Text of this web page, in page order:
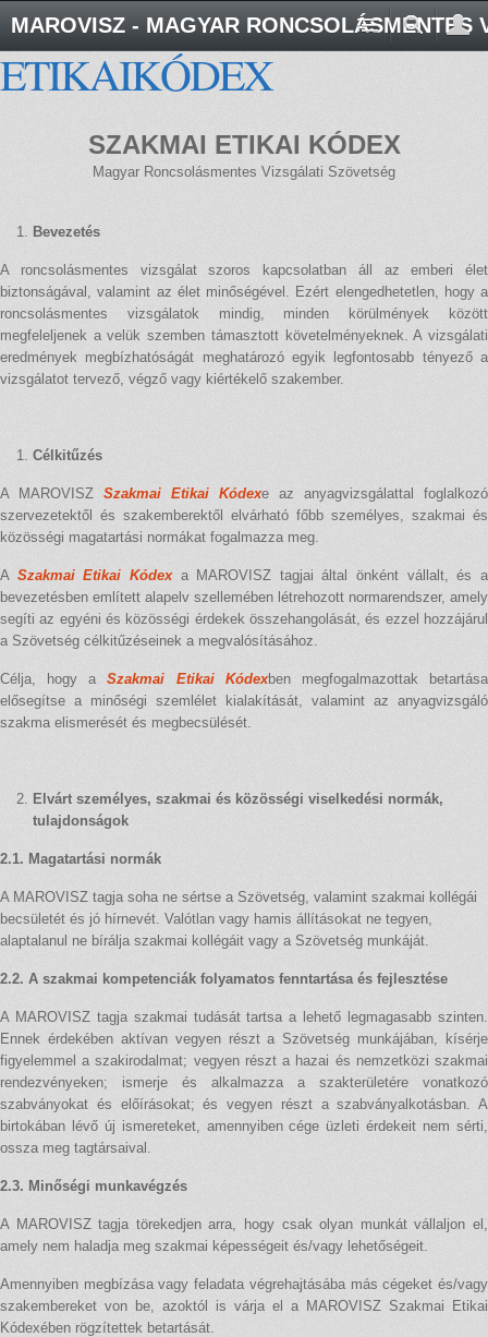
MAROVISZ - MAGYAR RONCSOLÁSMENTES
ETIKAIKÓDEX
SZAKMAI ETIKAI KÓDEX
Magyar Roncsolásmentes Vizsgálati Szövetség
Bevezetés
A roncsolásmentes vizsgálat szoros kapcsolatban áll az emberi élet
biztonságával, valamint az élet minőségével. Ezért elengedhetetlen, hogy a
roncsolásmentes vizsgálatok mindig, minden körülmények között
megfeleljenek a velük szemben támasztott követelményeknek. A vizsgálati
eredmények megbízhatóságát meghatározó egyik legfontosabb tényező a
vizsgálatot tervező, végző vagy kiértékelő szakember.
Célkitűzés
A MAROVISZ Szakmai Etikai Kódexe az anyagvizsgálattal foglalkozó
szervezetektől és szakemberektől elvárható főbb személyes, szakmai és
közösségi magatartási normákat fogalmazza meg.
A Szakmai Etikai Kódexa MAROVISZ tagjai által önként vállalt, és a
bevezetésben említett alapelv szellemében létrehozott normarendszer, amely
segíti az egyéni és közösségi érdekek összehangolását, és ezzel hozzájárul
a Szövetség célkitűzéseinek a megvalósításához.
Célja, hogy aSzakmai Etikai Kódexben megfogalmazottak betartása
elősegítse a minőségi szemlélet kialakítását, valamint az anyagvizsgáló
szakma elismerését és megbecsülését.
Elvárt személyes, szakmai és közösségi viselkedési normák,
tulajdonságok
2.1. Magatartási normák
A MAROVISZ tagja soha ne sértse a Szövetség, valamint szakmai kollégái
becsületét és jó hírnevét. Valótlan vagy hamis állításokat ne tegyen,
alaptalanul ne bírálja szakmai kollégáit vagy a Szövetség munkáját.
2.2. A szakmai kompetenciák folyamatos fenntartása és fejlesztése
A MAROVISZ tagja szakmai tudását tartsa a lehető legmagasabb szinten.
Ennek érdekében aktívan vegyen részt a Szövetség munkájában, kísérje
figyelemmel a szakirodalmat; vegyen részt a hazai és nemzetközi szakmai
rendezvényeken; ismerje és alkalmazza a szakterületére vonatkozó
szabványokat és előírásokat; és vegyen részt a szabványalkotásban. A
birtokában lévő új ismereteket, amennyiben cége üzleti érdekeit nem sérti,
ossza meg tagtársaival.
2.3. Minőségi munkavégzés
A MAROVISZ tagja törekedjen arra, hogy csak olyan munkát vállaljon el,
amely nem haladja meg szakmai képességeit és/vagy lehetőségeit.
Amennyiben megbízása vagy feladata végrehajtásába más cégeket és/vagy
szakembereket von be, azoktól is várja el a MAROVISZ Szakmai Etikai
Kódexében rögzítettek betartását.